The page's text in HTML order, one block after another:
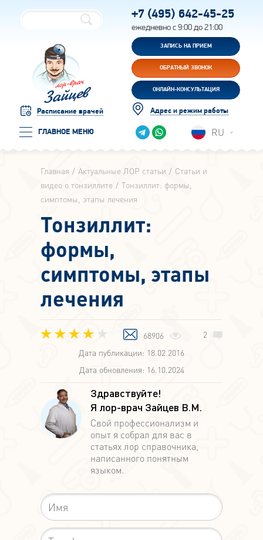
Расписание врачей
ГЛАВНОЕ МЕНЮ
+7 (495) 642-45-25
ежедневно с 9:00 до 21:00
ЗАПИСЬ НА ПРИЕМ
ОБРАТНЫЙ ЗВОНОК
ОНЛАЙН-КОНСУЛЬТАЦИЯ
Адрес и режим работы
RU
Главная Актуальные ЛОР статьи
Статьи и
видео о тонзиллите
Тонзиллит: формы,
симптомы, этапы лечения
Тонзиллит:
формы,
симптомы, этапы
лечения
Дата публикации: 18.02.2016
Дата обновления: 16.10.2024
68906 2
Здравствуйте!
Я лор-врач Зайцев В.М.
Свой профессионализм и
опыт я собрал для вас в
статьях лор справочника,
написанного понятным
языком.